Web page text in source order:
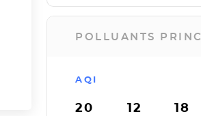
POLLUANTS
AQI
20 12 18